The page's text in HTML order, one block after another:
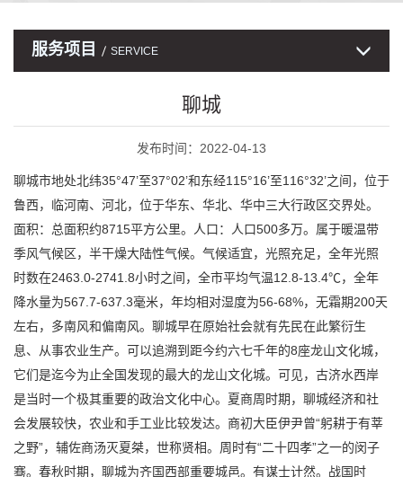
服务项目 SERVICE
聊城
发布时间：2022-04-13
聊城市地处北纬35°47’至37°02’和东经115°16’至116°32’之间，位于
鲁西，临河南、河北，位于华东、华北、华中三大行政区交界处。
面积：总面积约8715平方公里。人口：人口500多万。属于暖温带
季风气候区，半干燥大陆性气候。气候适宜，光照充足，全年光照
时数在2463.0-2741.8小时之间，全市平均气温12.8-13.4℃，全年
降水量为567.7-637.3毫米，年均相对湿度为56-68%，无霜期200天
左右，多南风和偏南风。聊城早在原始社会就有先民在此繁衍生
息、从事农业生产。可以追溯到距今约六七千年的8座龙山文化城，
它们是迄今为止全国发现的最大的龙山文化城。可见，古济水西岸
是当时一个极其重要的政治文化中心。夏商周时期，聊城经济和社
会发展较快，农业和手工业比较发达。商初大臣伊尹曾“躬耕于有莘
之野”，辅佐商汤灭夏桀，世称贤相。周时有“二十四孝”之一的闵子
骞。春秋时期，聊城为齐国西部重要城邑。有谋士计然。战国时